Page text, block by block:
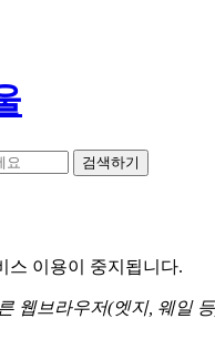
검색하기
스 이용이 중지됩니다.
웹브라우저(엣지, 웨일